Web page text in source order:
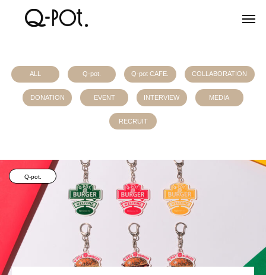
ALL Q-pot. Q-pot CAFE. COLLABORATION
DONATION EVENT INTERVIEW MEDIA
RECRUIT
Q-pot.